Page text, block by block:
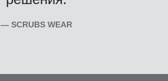
— SCRUBS WEAR